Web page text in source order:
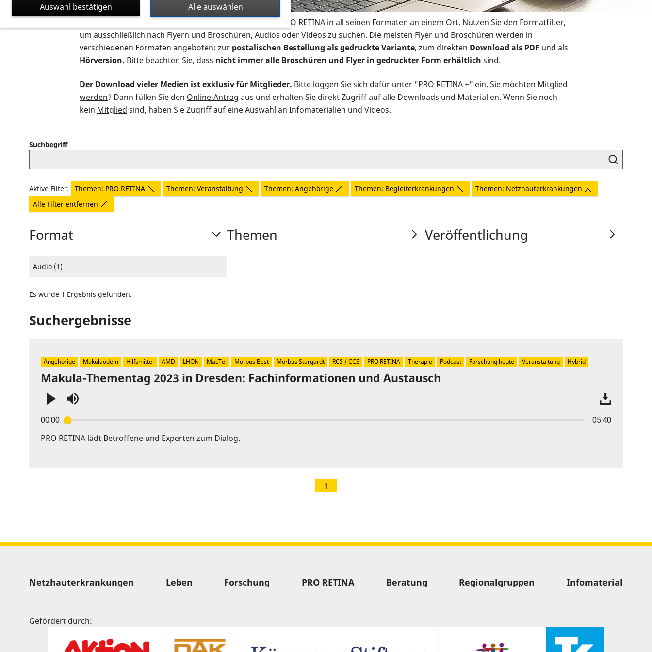
Auf dieser Seite finden Sie sämtliches Infomaterial der PRO RETINA in all seinen Formaten an einem Ort. Nutzen Sie den Formatfilter,
um ausschließlich nach Flyern und Broschüren, Audios oder Videos zu suchen. Die meisten Flyer und Broschüren werden in
verschiedenen Formaten angeboten: zur postalischen Bestellung als gedruckte Variante, zum direkten Download als PDF und als
Hörversion. Bitte beachten Sie, dass nicht immer alle Broschüren und Flyer in gedruckter Form erhältlich sind.
Der Download vieler Medien ist exklusiv für Mitglieder. Bitte loggen Sie sich dafür unter "PRO RETINA +" ein. Sie möchten Mitglied
werden? Dann füllen Sie den Online-Antrag aus und erhalten Sie direkt Zugriff auf alle Downloads und Materialien. Wenn Sie noch
kein Mitglied sind, haben Sie Zugriff auf eine Auswahl an Infomaterialien und Videos.
Suchbegriff
Aktive Filter: Themen: PRO RETINA Themen: Veranstaltung Themen: Angehörige Themen: Begleiterkrankungen
Themen: Netzhauterkrankungen
Alle Filter entfernen
Format
Audio (1)
Themen Veröffentlichung
Es wurde 1 Ergebnis gefunden.
Suchergebnisse
Makula-Thementag 2023 in Dresden: Fachinformationen und Austausch
00:00 05:40
Enter
or
PRO RETINA lädt Betroffene und Experten zum Dialog.
Angehörige Makulaödem Hilfsmittel AMD LHON MacTel Morbus Best Morbus Stargardt RCS / CCS PRO RETINA Therapie Podcast Forschung heute Veranstaltung Hybrid
1
Sitemap
Netzhauterkrankungen Leben Forschung PRO RETINA Beratung Regionalgruppen Infomaterial
Gefördert durch:
Alle auswählen
Auswahl bestätigen